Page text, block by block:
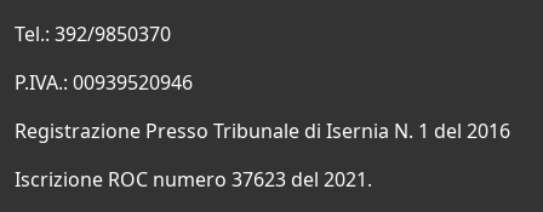
Tel.: 392/9850370
P.IVA.: 00939520946
Registrazione Presso Tribunale di Isernia N. 1 del 2016
Iscrizione ROC numero 37623 del 2021.